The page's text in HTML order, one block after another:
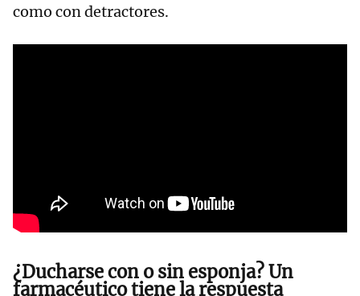
como con detractores.
¿Ducharse con o sin esponja? Un
farmacéutico tiene la respuesta